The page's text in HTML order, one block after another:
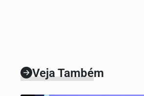
Veja Também